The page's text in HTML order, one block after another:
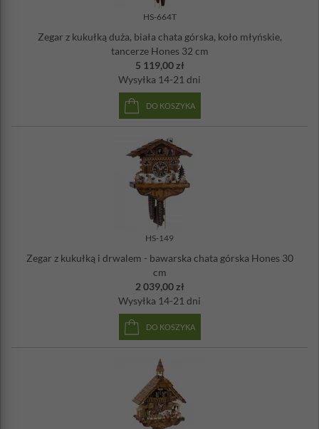
HS-664T
Zegar z kukułką duża, biała chata górska, koło młyńskie,
tancerze Hones 32 cm
5 119,00 zł
Wysyłka 14-21 dni
DO KOSZYKA
HS-149
Zegar z kukułką i drwalem - bawarska chata górska Hones 30
cm
2 039,00 zł
Wysyłka 14-21 dni
DO KOSZYKA